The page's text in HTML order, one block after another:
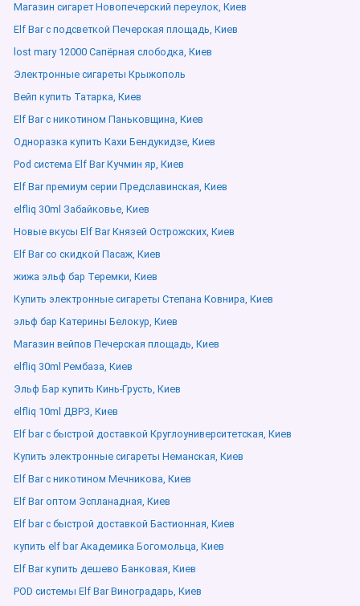
Магазин сигарет Новопечерский переулок, Киев
Elf Bar с подсветкой Печерская площадь, Киев
lost mary 12000 Сапёрная слободка, Киев
Электронные сигареты Крыжополь
Вейп купить Татарка, Киев
Elf Bar с никотином Паньковщина, Киев
Одноразка купить Кахи Бендукидзе, Киев
Pod система Elf Bar Кучмин яр, Киев
Elf Bar премиум серии Предславинская, Киев
elfliq 30ml Забайковье, Киев
Новые вкусы Elf Bar Князей Острожских, Киев
Elf Bar со скидкой Пасаж, Киев
жижа эльф бар Теремки, Киев
Купить электронные сигареты Степана Ковнира, Киев
эльф бар Катерины Белокур, Киев
Магазин вейпов Печерская площадь, Киев
elfliq 30ml Рембаза, Киев
Эльф Бар купить Кинь-Грусть, Киев
elfliq 10ml ДВРЗ, Киев
Elf bar с быстрой доставкой Круглоуниверситетская, Киев
Купить электронные сигареты Неманская, Киев
Elf Bar с никотином Мечникова, Киев
Elf Bar оптом Эспланадная, Киев
Elf bar с быстрой доставкой Бастионная, Киев
купить elf bar Академика Богомольца, Киев
Elf Bar купить дешево Банковая, Киев
POD системы Elf Bar Виноградарь, Киев